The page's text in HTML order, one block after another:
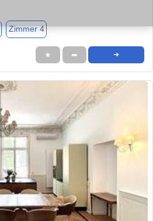
Zimmer 4
★ ➦ ➜